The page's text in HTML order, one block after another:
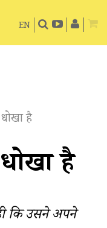
EN
है
है
कि उसने अपने